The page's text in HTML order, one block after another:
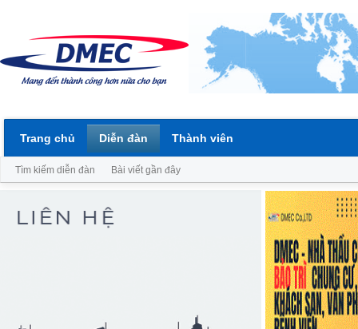
Trang chủ Diễn đàn
Tìm kiếm diễn đàn Bài viết gần đây
Thành viên